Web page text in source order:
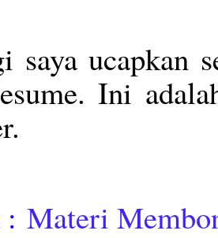
saya ucapkan
Ini
Materi